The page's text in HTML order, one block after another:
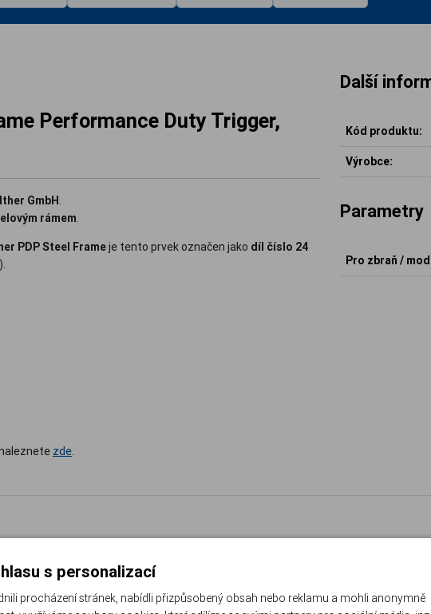
Performance Duty Trigger,
GmbH.
rámem.
PDP Steel Frameje tento prvek označen jako díl číslo 24
zde.
Další
Kód produktu:
Výrobce:
Parametry
Pro zbraň /
s personalizací
procházení stránek, nabídli přizpůsobený obsah nebo reklamu a mohli anonymně